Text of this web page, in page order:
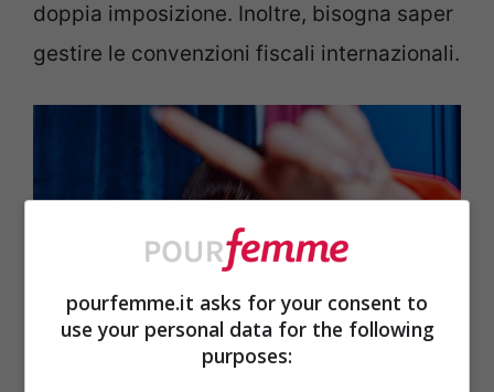
doppia imposizione. Inoltre, bisogna saper
gestire le convenzioni fiscali internazionali.
pourfemme.it asks for your consent to
use your personal data for the following
purposes: